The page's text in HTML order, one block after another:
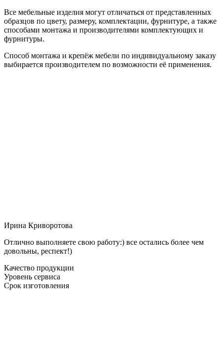
Все мебельные изделия могут отличаться от представленных
образцов по цвету, размеру, комплектации, фурнитуре, а также
способами монтажа и производителями комплектующих и
фурнитуры.
Способ монтажа и крепёж мебели по индивидуальному заказу
выбирается производителем по возможности её применения.
Ирина Криворотова
Отлично выполняете свою работу:) все остались более чем
довольны, респект!)
Качество продукции
Уровень сервиса
Срок изготовления